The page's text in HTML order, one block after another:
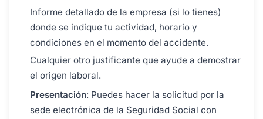
Informe detallado de la empresa (si lo tienes)
donde se indique tu actividad, horario y
condiciones en el momento del accidente.
Cualquier otro justificante que ayude a demostrar
el origen laboral.
Presentación: Puedes hacer la solicitud por la
sede electrónica de la Seguridad Social con